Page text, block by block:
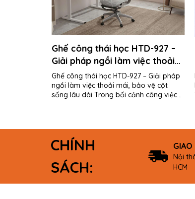
Ghế công thái học HTD-927 –
Giải pháp ngồi làm việc thoải
mái, bảo vệ cột sống lâu dài
Ghế công thái học HTD-927 – Giải pháp
ngồi làm việc thoải mái, bảo vệ cột
sống lâu dài Trong bối cảnh công việc
CHÍNH
SÁCH:
GIAO
Nội
HCM